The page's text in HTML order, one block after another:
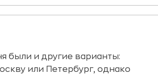
были и другие варианты:
или Петербург, однако